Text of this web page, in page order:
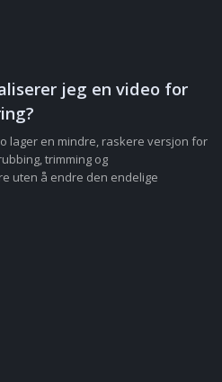
jeg en video for
lager en mindre, raskere versjon for
trimming og
uten å endre den endelige